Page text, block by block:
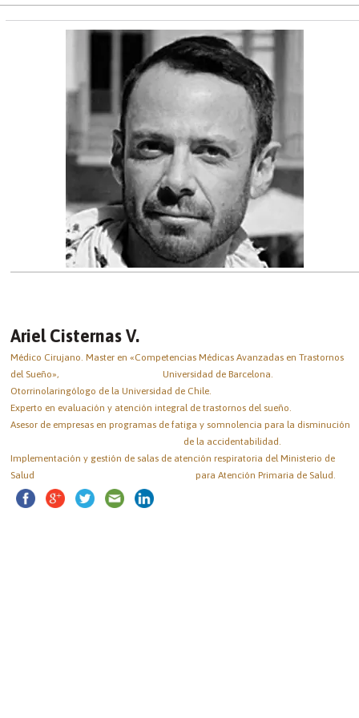
Ariel Cisternas V.
Médico Cirujano. Master en «Competencias Médicas Avanzadas en Trastornos
del Sueño», Universidad de Barcelona.
Otorrinolaringólogo de la Universidad de Chile.
Experto en evaluación y atención integral de trastornos del sueño.
Asesor de empresas en programas de fatiga y somnolencia para la disminución
de la accidentabilidad.
Implementación y gestión de salas de atención respiratoria del Ministerio de
Salud para Atención Primaria de Salud.